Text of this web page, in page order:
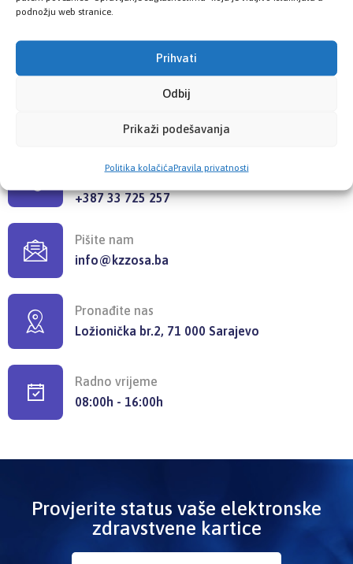
podnožju web stranice.
Prihvati
Odbij
Prikaži podešavanja
Politika kolačićaPravila privatnosti
+387 33 725 257
Pišite nam
info@kzzosa.ba
Pronađite nas
Ložionička br.2, 71 000 Sarajevo
Radno vrijeme
08:00h - 16:00h
Provjerite status vaše elektronske
zdravstvene kartice